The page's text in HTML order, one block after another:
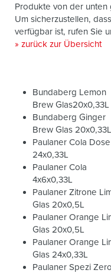
Produkte von der
Um sicherzustellen,
verfügbar ist, rufen Sie
» zurück zur Übersicht
Bundaberg Lemon
Brew Glas20x0,33L
Bundaberg Ginger
Brew Glas 20x0,33L
Paulaner Cola Dose
24x0,33L
Paulaner Cola
4x6x0,33L
Paulaner Zitrone
Glas 20x0,5L
Paulaner Orange
Glas 20x0,5L
Paulaner Orange
Glas 24x0,33L
Paulaner Spezi Zero